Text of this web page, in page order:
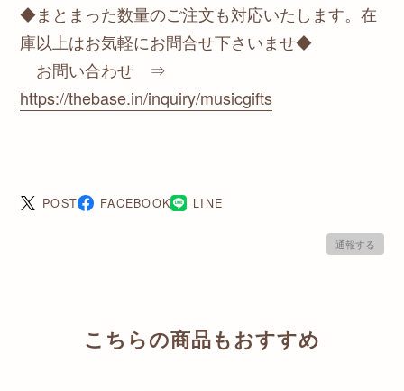
◆まとまった数量のご注文も対応いたします。在
庫以上はお気軽にお問合せ下さいませ◆
お問い合わせ ⇒
https://thebase.in/inquiry/musicgifts
POST FACEBOOK LINE
通報する
こちらの商品もおすすめ